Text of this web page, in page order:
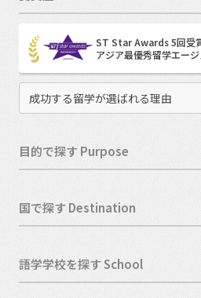
ST Star Awards 5回受
アジア最優秀留学エー
成功する留学が選ばれる理由
目的で探す Purpose
国で探す Destination
語学学校を探す School